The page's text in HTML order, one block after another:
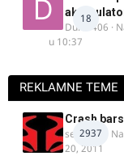
18
Dule1406 ·
u 10:37
REKLAMNE TEME
2937
Crash
seba011 ·
20, 2011